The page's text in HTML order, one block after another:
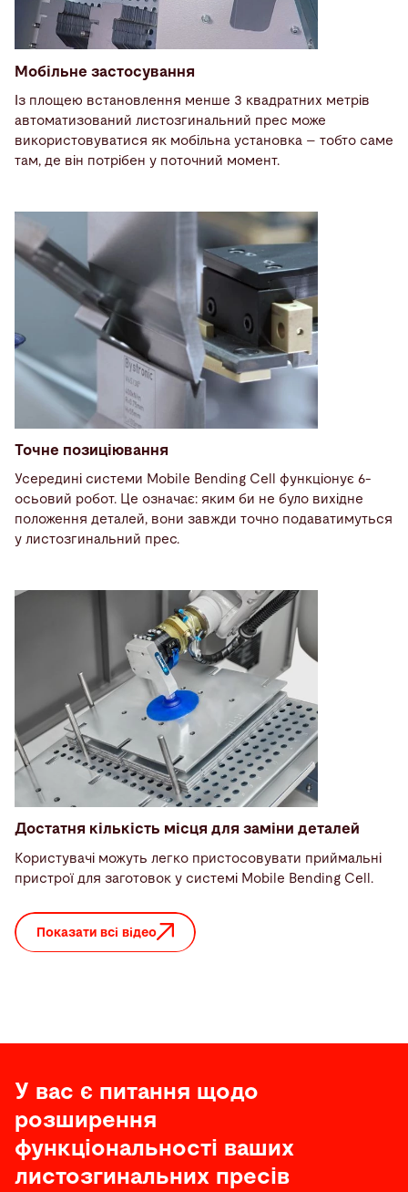
Мобільне застосування
Із площею встановлення менше 3 квадратних метрів
автоматизований листозгинальний прес може
використовуватися як мобільна установка – тобто саме
там, де він потрібен у поточний момент.
Точне позиціювання
Усередині системи Mobile Bending Cell функціонує 6-
осьовий робот. Це означає: яким би не було вихідне
положення деталей, вони завжди точно подаватимуться
у листозгинальний прес.
Достатня кількість місця для заміни деталей
Користувачі можуть легко пристосовувати приймальні
пристрої для заготовок у системі Mobile Bending Cell.
Показати всі відео
У вас є питання щодо
розширення
функціональності ваших
листозгинальних пресів